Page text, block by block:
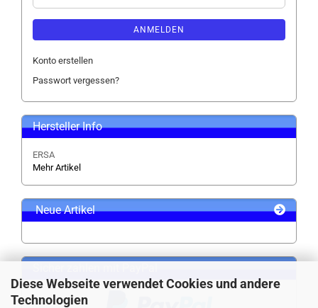
Diese Webseite verwendet Cookies und andere
Technologien
ANMELDEN
Konto erstellen
Passwort vergessen?
Hersteller Info
ERSA
Mehr Artikel
Neue Artikel